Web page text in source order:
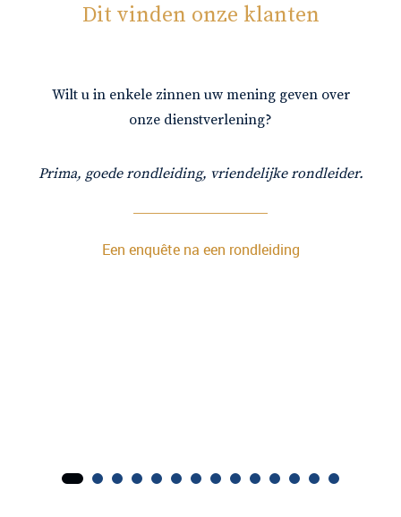
Dit vinden onze klanten
Wilt u in enkele zinnen uw mening geven over
onze dienstverlening?
Prima, goede rondleiding, vriendelijke rondleider.
Een enquête na een rondleiding